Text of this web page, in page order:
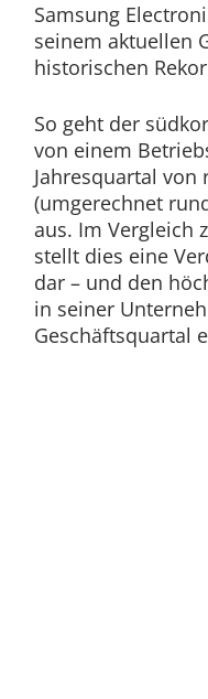
Samsung
seinem aktuellen
historischen
So geht der
von einem
Jahresquartal
(umgerechnet
aus. Im Vergleich
stellt dies eine
dar – und den
in seiner
Geschäftsquartal